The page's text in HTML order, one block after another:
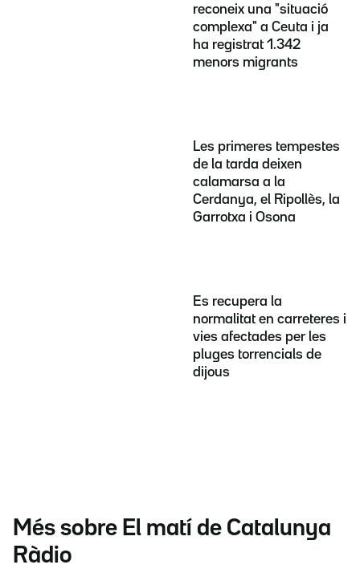
reconeix una "situació
complexa" a Ceuta i ja
ha registrat 1.342
menors migrants
Les primeres tempestes
de la tarda deixen
calamarsa a la
Cerdanya, el Ripollès, la
Garrotxa i Osona
Es recupera la
normalitat en carreteres i
vies afectades per les
pluges torrencials de
dijous
Més sobre El matí de Catalunya
Ràdio